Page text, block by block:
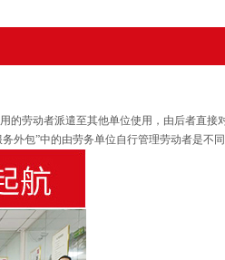
劳动者派遣至其他单位使用，由后者直接
外包”中的由劳务单位自行管理劳动者是不同